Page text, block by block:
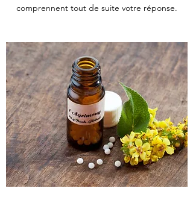
comprennent tout de suite votre réponse.